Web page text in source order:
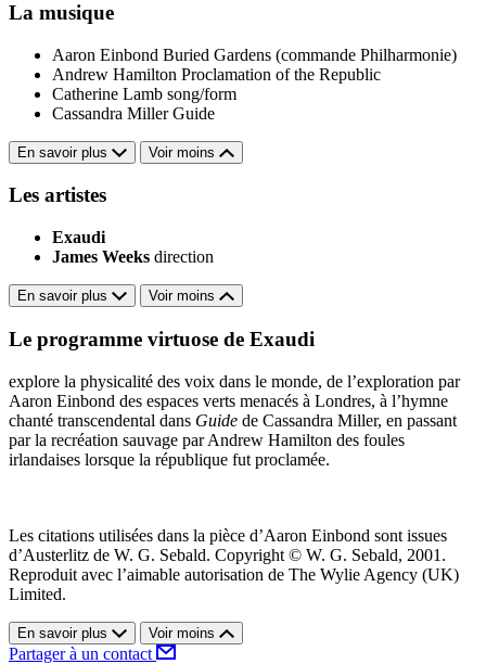
La musique
Aaron Einbond Buried Gardens (commande Philharmonie)
Andrew Hamilton Proclamation of the Republic
Catherine Lamb song/form
Cassandra Miller Guide
En savoir plus Voir moins
Les artistes
Exaudi
James Weeks direction
En savoir plus Voir moins
Le programme virtuose de Exaudi
explore la physicalité des voix dans le monde, de l’exploration par
Aaron Einbond des espaces verts menacés à Londres, à l’hymne
chanté transcendental dans Guide de Cassandra Miller, en passant
par la recréation sauvage par Andrew Hamilton des foules
irlandaises lorsque la république fut proclamée.
Les citations utilisées dans la pièce d’Aaron Einbond sont issues
d’Austerlitz de W. G. Sebald. Copyright © W. G. Sebald, 2001.
Reproduit avec l’aimable autorisation de The Wylie Agency (UK)
Limited.
En savoir plus Voir moins
Partager à un contact